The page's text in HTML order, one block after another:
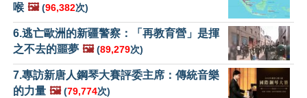
喉 🖼️ (96,382次)
6.逃亡歐洲的新疆警察：「再教育營」是揮
之不去的噩夢 🖼️ (89,279次)
7.專訪新唐人鋼琴大賽評委主席：傳統音樂
的力量 🖼️ (79,774次)